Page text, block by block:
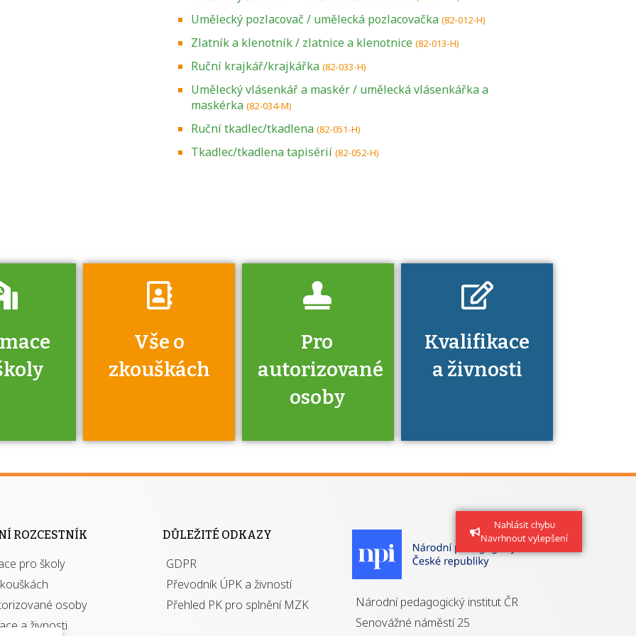
Nahlásit chybu
Navrhnout vylepšení
Umělecký pozlacovač / umělecká pozlacovačka (82-012-H)
Zlatník a klenotník / zlatnice a klenotnice (82-013-H)
Ruční krajkář/krajkářka (82-033-H)
Umělecký vlásenkář a maskér / umělecká vlásenkářka a
maskérka (82-034-M)
Ruční tkadlec/tkadlena (82-051-H)
Tkadlec/tkadlena tapisérií (82-052-H)
škola
jisté
Vše o
zkouškách
Zjistěte, jak se
přihlásit ke
Pro
autorizované
osoby
výhody má získání
Kvalifikace
a živnosti
ROZCESTNÍK
pro školy
osoby
a živnosti
DŮLEŽITÉ ODKAZY
GDPR
Převodník ÚPK a živností
Přehled PK pro splnění MZK
Národní pedagogický institut ČR
Senovážné náměstí 25